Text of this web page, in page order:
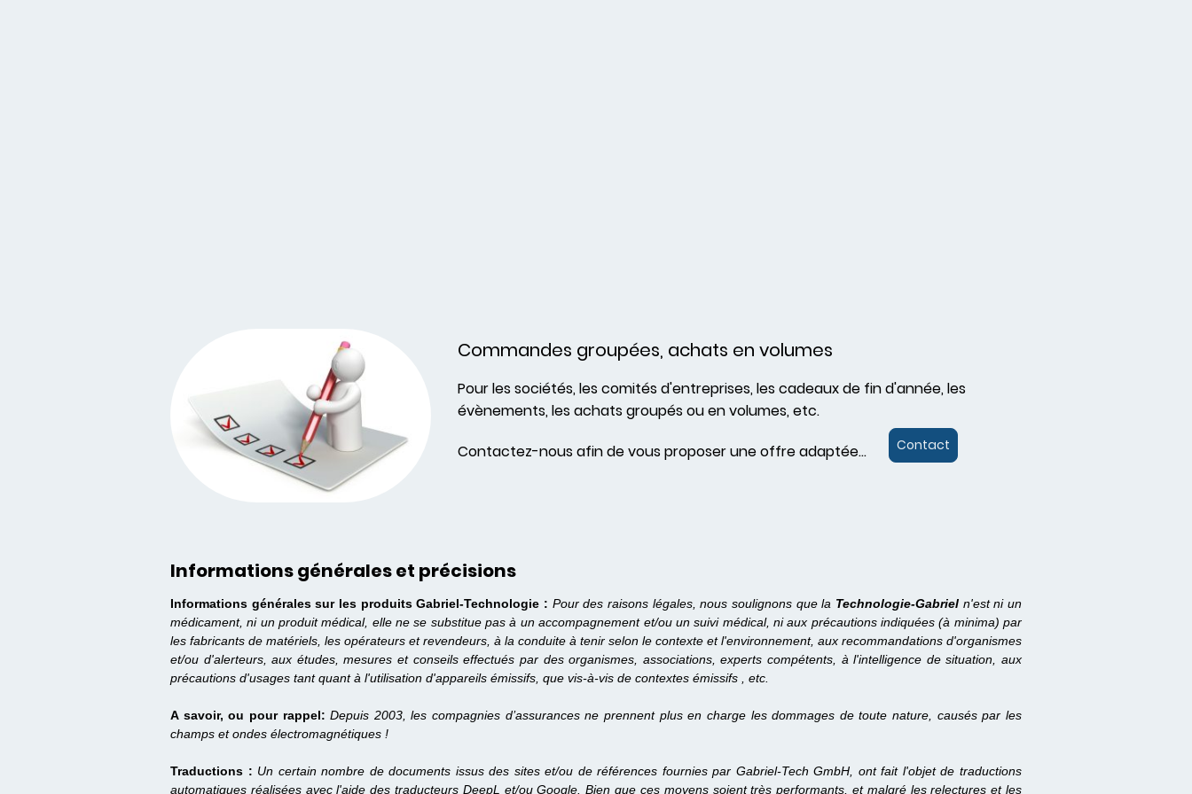
Commandes groupées, achats en volumes
Pour les sociétés, les comités d'entreprises, les cadeaux de fin d'année, les
évènements, les achats groupés ou en volumes, etc.
Contactez-nous afin de vous proposer une offre adaptée...
Contact
Informations générales et précisions
Informations générales sur les produits Gabriel-Technologie : Pour des raisons légales, nous soulignons que la Technologie-Gabriel n'est ni un
médicament, ni un produit médical, elle ne se substitue pas à un accompagnement et/ou un suivi médical, ni aux précautions indiquées (à minima) par
les fabricants de matériels, les opérateurs et revendeurs, à la conduite à tenir selon le contexte et l'environnement, aux recommandations d'organismes
et/ou d'alerteurs, aux études, mesures et conseils effectués par des organismes, associations, experts compétents, à l'intelligence de situation, aux
précautions d'usages tant quant à l'utilisation d'appareils émissifs, que vis-à-vis de contextes émissifs , etc.
A savoir, ou pour rappel:Depuis 2003, les compagnies d’assurances ne prennent plus en charge les dommages de toute nature, causés par les
champs et ondes électromagnétiques !
Traductions : Un certain nombre de documents issus des sites et/ou de références fournies par Gabriel-Tech GmbH, ont fait l'objet de traductions
automatiques réalisées avec l'aide des traducteurs DeepL et/ou Google. Bien que ces moyens soient très performants, et malgré les relectures et les